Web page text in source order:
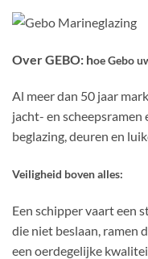
Over GEBO: hoe Gebo
Al meer dan 50 jaar
jacht- en
beglazing, deuren en
Veiligheid boven alles:
Een schipper vaart een
die niet beslaan, ramen
een oerdegelijke